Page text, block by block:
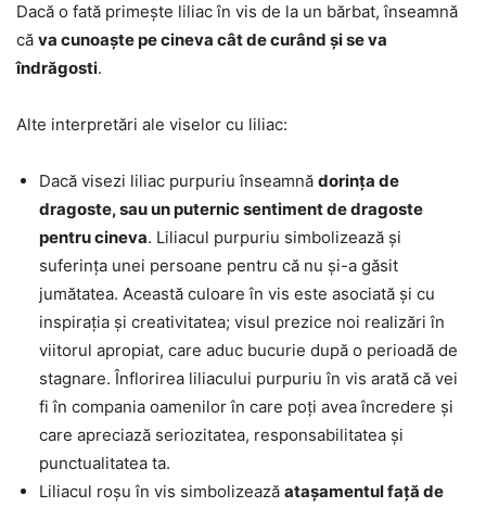
Dacă o fată primește liliac în vis de la un bărbat, înseamnă
că va cunoaște pe cineva cât de curând și se va
îndrăgosti.
Alte interpretări ale viselor cu liliac:
Dacă visezi liliac purpuriu înseamnă dorința de
dragoste, sau un puternic sentiment de dragoste
pentru cineva. Liliacul purpuriu simbolizează și
suferința unei persoane pentru că nu și-a găsit
jumătatea. Această culoare în vis este asociată și cu
inspirația și creativitatea; visul prezice noi realizări în
viitorul apropiat, care aduc bucurie după o perioadă de
stagnare. Înflorirea liliacului purpuriu în vis arată că vei
fi în compania oamenilor în care poți avea încredere și
care apreciază seriozitatea, responsabilitatea și
punctualitatea ta.
Liliacul roșu în vis simbolizează atașamentul față de